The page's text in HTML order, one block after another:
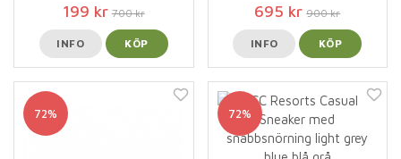
199 kr 700 kr
INFO KÖP
695 kr 900 kr
INFO KÖP
72% 72%